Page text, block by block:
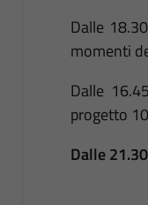
Dalle
momenti
Dalle
progetto
Dalle